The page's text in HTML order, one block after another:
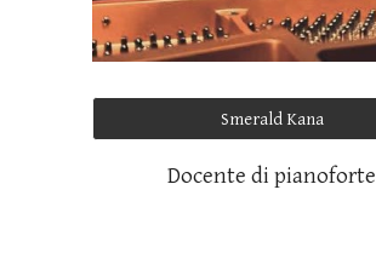
Smerald Kana
Docente di pianoforte